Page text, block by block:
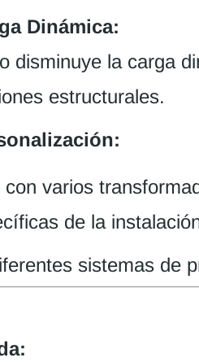
Dinámica:
disminuye la carga
estructurales.
varios
de la
sistemas de